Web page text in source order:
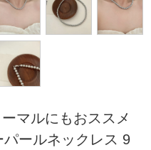
マルにもおススメ
ールネックレス 9